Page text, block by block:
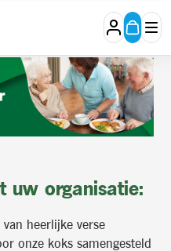
uw organisatie:
heerlijke verse
onze koks samengesteld